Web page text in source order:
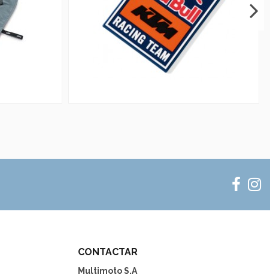
CONTACTAR
Multimoto S.A